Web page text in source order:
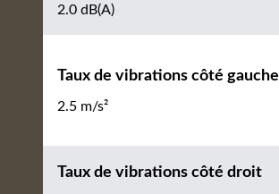
2.0 dB(A)
Taux de vibrations côté gauche
2.5 m/s²
Taux de vibrations côté droit